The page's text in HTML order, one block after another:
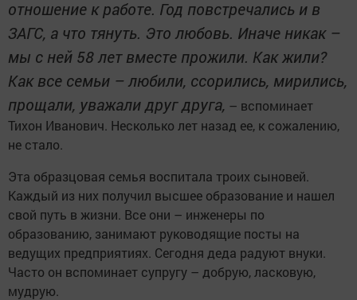
отношение к работе. Год повстречались и в
ЗАГС, а что тянуть. Это любовь. Иначе никак –
мы с ней 58 лет вместе прожили. Как жили?
Как все семьи – любили, ссорились, мирились,
прощали, уважали друг друга, – вспоминает
Тихон Иванович. Несколько лет назад ее, к сожалению,
не стало.
Эта образцовая семья воспитала троих сыновей.
Каждый из них получил высшее образование и нашел
свой путь в жизни. Все они – инженеры по
образованию, занимают руководящие посты на
ведущих предприятиях. Сегодня деда радуют внуки.
Часто он вспоминает супругу – добрую, ласковую,
мудрую.